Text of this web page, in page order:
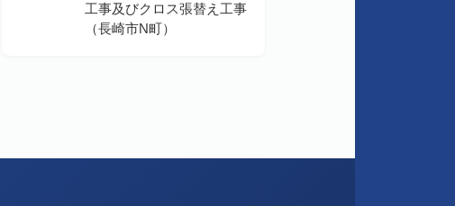
工事及びクロス張替え工事
（長崎市N町）